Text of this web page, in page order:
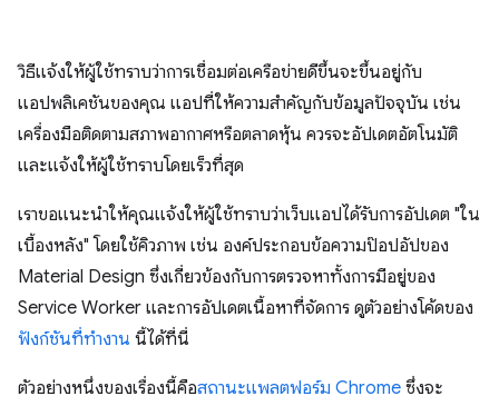
วิธีแจ้งให้ผู้ใช้ทราบว่าการเชื่อมต่อเครือข่ายดีขึ้นจะขึ้นอยู่กับ
แอปพลิเคชันของคุณ แอปที่ให้ความสำคัญกับข้อมูลปัจจุบัน เช่น
เครื่องมือติดตามสภาพอากาศหรือตลาดหุ้น ควรจะอัปเดตอัตโนมัติ
และแจ้งให้ผู้ใช้ทราบโดยเร็วที่สุด
เราขอแนะนำให้คุณแจ้งให้ผู้ใช้ทราบว่าเว็บแอปได้รับการอัปเดต "ใน
เบื้องหลัง" โดยใช้คิวภาพ เช่น องค์ประกอบข้อความป๊อปอัปของ
Material Design ซึ่งเกี่ยวข้องกับการตรวจหาทั้งการมีอยู่ของ
Service Worker และการอัปเดตเนื้อหาที่จัดการ ดูตัวอย่างโค้ดของ
ฟังก์ชันที่ทำงาน นี้ได้ที่นี่
ตัวอย่างหนึ่งของเรื่องนี้คือสถานะแพลตฟอร์ม Chrome ซึ่งจะ